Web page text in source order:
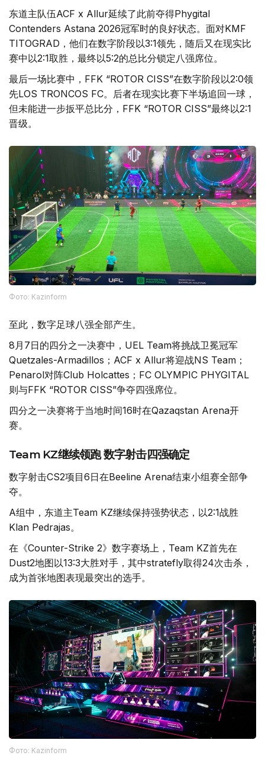
东道主队伍ACF x Allur延续了此前夺得Phygital
Contenders Astana 2026冠军时的良好状态。面对KMF
TITOGRAD，他们在数字阶段以3:1领先，随后又在现实比
赛中以2:1取胜，最终以5:2的总比分锁定八强席位。
最后一场比赛中，FFK “ROTOR CISS”在数字阶段以2:0领
先LOS TRONCOS FC。后者在现实比赛下半场追回一球，
但未能进一步扳平总比分，FFK “ROTOR CISS”最终以2:1
晋级。
Фото: Kazinform
至此，数字足球八强全部产生。
8月7日的四分之一决赛中，UEL Team将挑战卫冕冠军
Quetzales-Armadillos；ACF x Allur将迎战NS Team；
Penarol对阵Club Holcattes；FC OLYMPIC PHYGITAL
则与FFK “ROTOR CISS”争夺四强席位。
四分之一决赛将于当地时间16时在Qazaqstan Arena开
赛。
Team KZ继续领跑 数字射击四强确定
数字射击CS2项目6日在Beeline Arena结束小组赛全部争
夺。
A组中，东道主Team KZ继续保持强势状态，以2:1战胜
Klan Pedrajas。
在《Counter-Strike 2》数字赛场上，Team KZ首先在
Dust2地图以13:3大胜对手，其中stratefly取得24次击杀，
成为首张地图表现最突出的选手。
Фото: Kazinform